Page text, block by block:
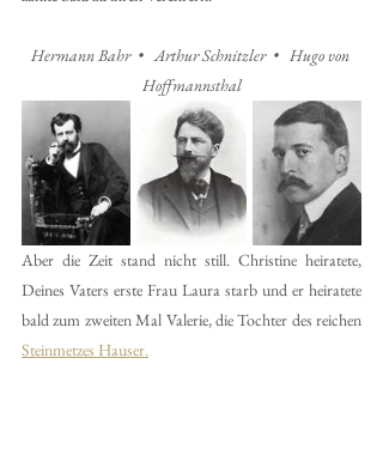
Hermann Bahr  •   Arthur Schnitzler  •   Hugo von
Hoffmannsthal
Aber die Zeit stand nicht still. Christine heiratete,
Deines Vaters erste Frau Laura starb und er heiratete
Steinmetzes Hauser.